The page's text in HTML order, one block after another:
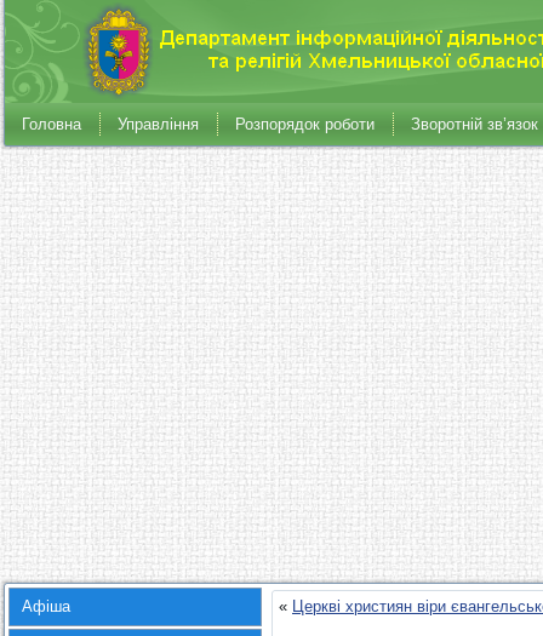
Головна Управління Розпорядок роботи Зворотній зв’язок
Афіша « Церкві християн віри